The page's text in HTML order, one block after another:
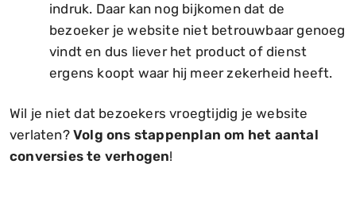
indruk. Daar kan nog bijkomen dat de
bezoeker je website niet betrouwbaar genoeg
vindt en dus liever het product of dienst
ergens koopt waar hij meer zekerheid heeft.
Wil je niet dat bezoekers vroegtijdig je website
verlaten? Volg ons stappenplan om het aantal
conversies te verhogen!